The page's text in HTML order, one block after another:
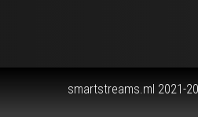
smartstreams.ml 2021-